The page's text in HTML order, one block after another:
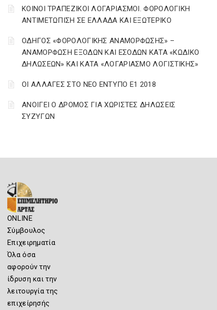
ΚΟΙΝΟΙ ΤΡΑΠΕΖΙΚΟΙ ΛΟΓΑΡΙΑΣΜΟΙ. ΦΟΡΟΛΟΓΙΚΗ
ΑΝΤΙΜΕΤΩΠΙΣΗ ΣΕ ΕΛΛΑΔΑ ΚΑΙ ΕΞΩΤΕΡΙΚΟ
ΟΔΗΓΟΣ «ΦΟΡΟΛΟΓΙΚΗΣ ΑΝΑΜΟΡΦΩΣΗΣ» –
ΑΝΑΜΟΡΦΩΣΗ ΕΞΟΔΩΝ ΚΑΙ ΕΣΟΔΩΝ ΚΑΤΑ «ΚΩΔΙΚΟ
ΔΗΛΩΣΕΩΝ» ΚΑΙ ΚΑΤΑ «ΛΟΓΑΡΙΑΣΜΟ ΛΟΓΙΣΤΙΚΗΣ»
ΟΙ ΑΛΛΑΓΕΣ ΣΤΟ ΝΕΟ ΕΝΤΥΠΟ Ε1 2018
ΑΝΟΙΓΕΙ Ο ΔΡΟΜΟΣ ΓΙΑ ΧΩΡΙΣΤΕΣ ΔΗΛΩΣΕΙΣ
ΣΥΖΥΓΩΝ
ONLINE
Σύμβουλος
Επιχειρηματία
Όλα όσα
αφορούν την
ίδρυση και την
λειτουργία της
επιχείρησής